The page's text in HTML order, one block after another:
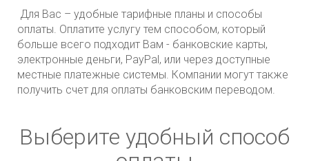
Для Вас – удобные тарифные планы и способы
оплаты. Оплатите услугу тем способом, который
больше всего подходит Вам - банковские карты,
электронные деньги, PayPal, или через доступные
местные платежные системы. Компании могут также
получить счет для оплаты банковским переводом.
Выберите удобный способ